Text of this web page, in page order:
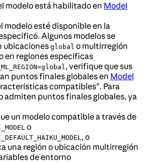
modelo está habilitado en Model
modelo esté disponible en la
Algunos modelos se
ubicaciones global o multirregión
en regiones específicas
, verifique que sus
puntos finales globales en Model
compatibles”. Para
admiten puntos finales globales, ya
un modelo compatible a través de
o
, o
una región o ubicación multirregión
de entorno